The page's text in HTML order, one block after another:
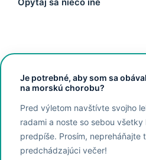
Opýtaj sa niečo iné
Je potrebné, aby som sa
na morskú chorobu?
Pred výletom navštívte svojho
radami a noste so sebou
predpíše. Prosím, nepreháňajte
predchádzajúci večer!